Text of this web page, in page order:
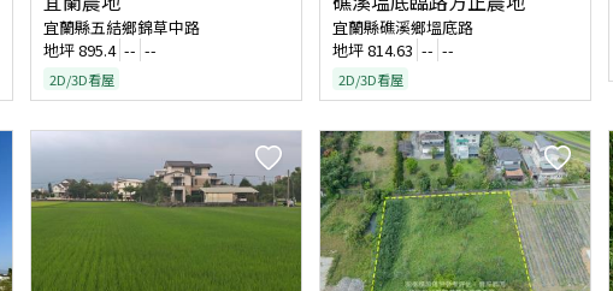
宜蘭縣五結鄉錦草中路
地坪895.4 -- --
2D/3D看屋
宜蘭縣礁溪鄉塭底路
地坪814.63 -- --
2D/3D看屋